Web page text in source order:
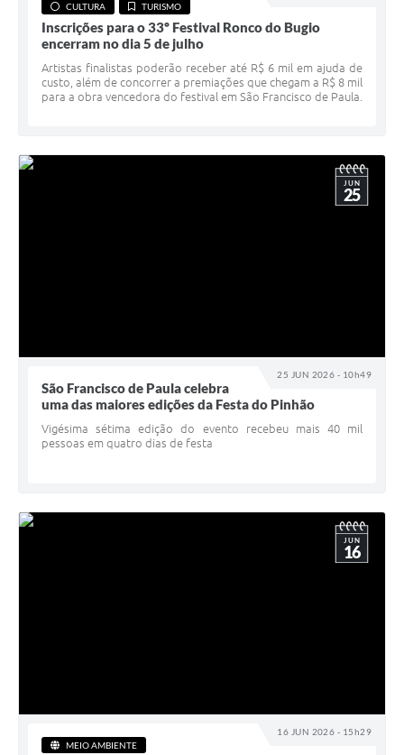
CULTURA TURISMO
Inscrições para o 33º Festival Ronco do Bugio
encerram no dia 5 de julho
Artistas finalistas poderão receber até R$ 6 mil em ajuda de
custo, além de concorrer a premiações que chegam a R$ 8 mil
para a obra vencedora do festival em São Francisco de Paula.
25 JUN 2026 - 10h49
JUN
25
São Francisco de Paula celebra
uma das maiores edições da Festa do Pinhão
Vigésima sétima edição do evento recebeu mais 40 mil
pessoas em quatro dias de festa
16 JUN 2026 - 15h29
JUN
16
MEIO AMBIENTE